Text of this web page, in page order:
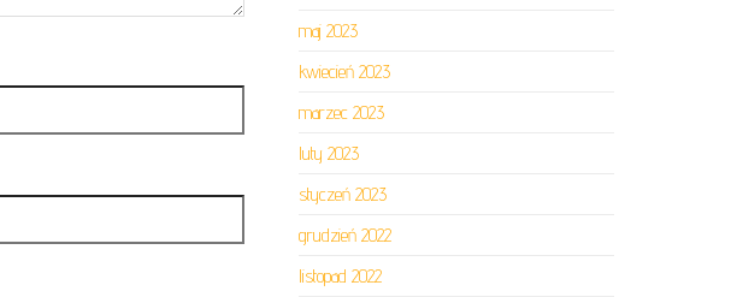
maj 2023
kwiecień 2023
marzec 2023
luty 2023
styczeń 2023
grudzień 2022
listopad 2022